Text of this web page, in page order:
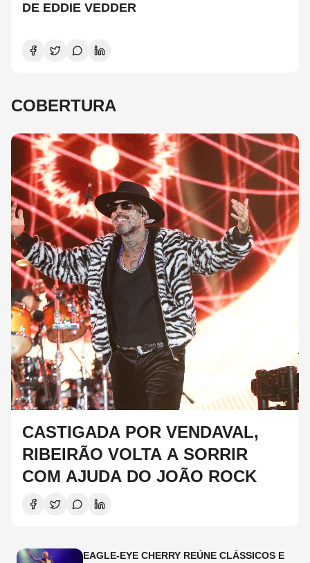
DE EDDIE VEDDER
COBERTURA
CASTIGADA POR VENDAVAL,
RIBEIRÃO VOLTA A SORRIR
COM AJUDA DO JOÃO ROCK
EAGLE-EYE CHERRY REÚNE CLÁSSICOS E